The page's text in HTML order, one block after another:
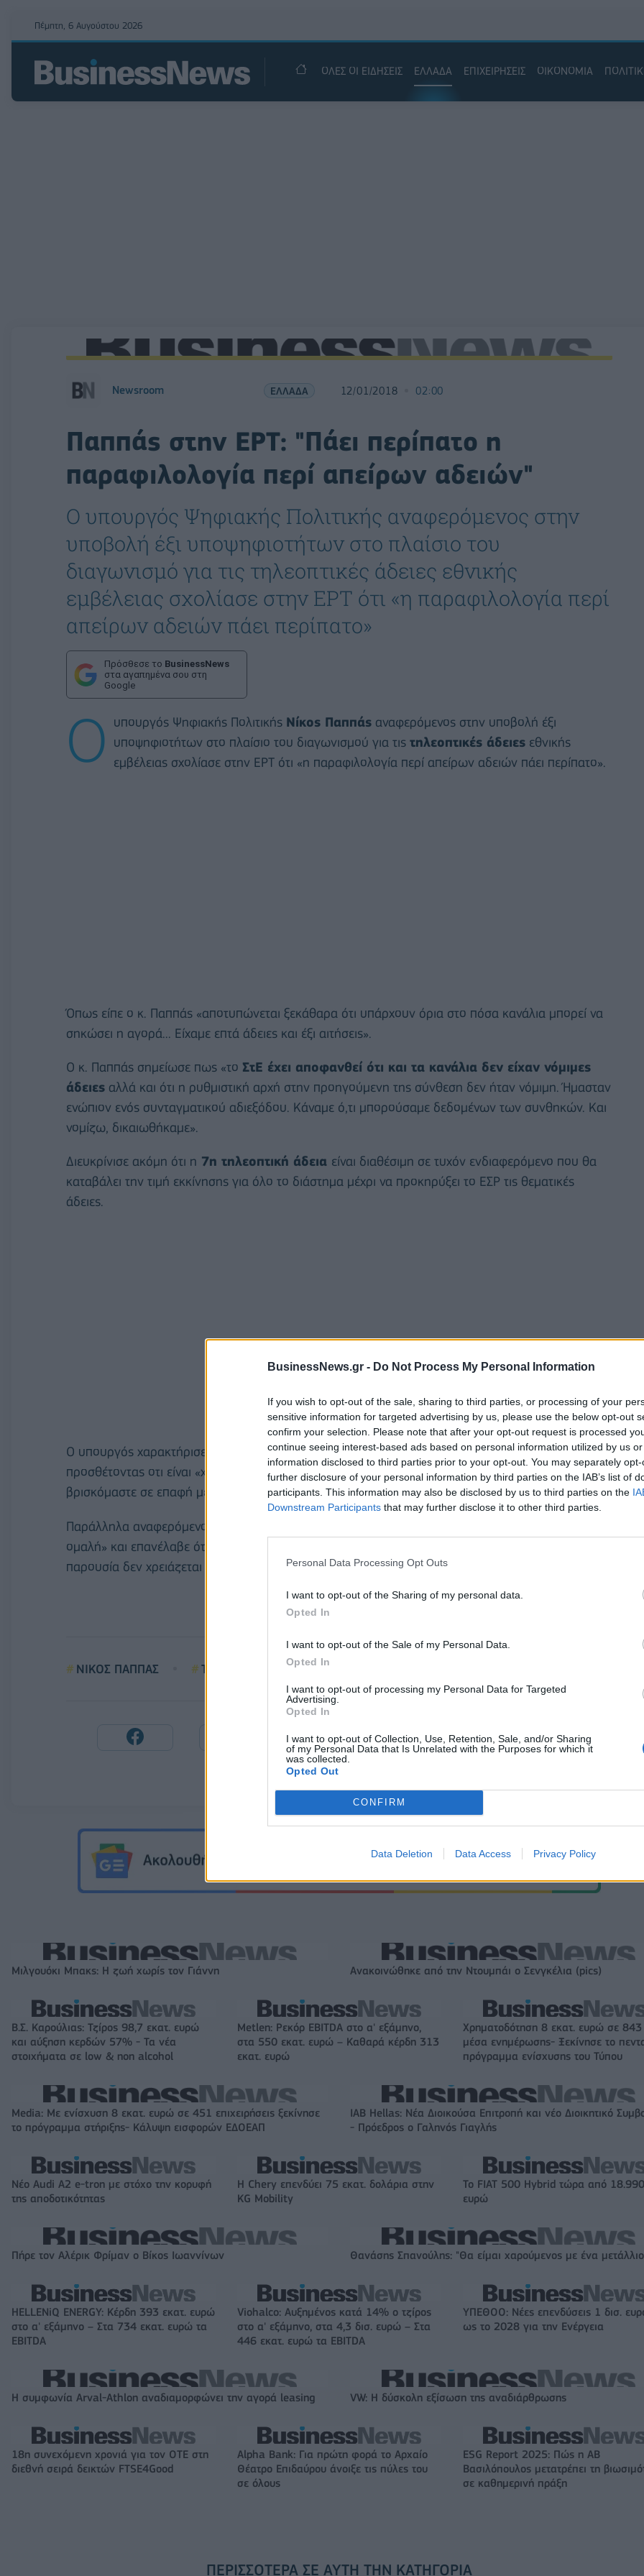
BusinessNews.gr - Do Not Process My Personal Information
If you wish to opt-out of the sale, sharing to third parties, or processing of your
sensitive information for targeted advertising by us, please use the below opt-out
confirm your selection. Please note that after your opt-out request is processed
continue seeing interest-based ads based on personal information utilized by us
information disclosed to third parties prior to your opt-out. You may separately
further disclosure of your personal information by third parties on the IAB’s list of
participants. This information may also be disclosed by us to third parties on the
Downstream Participants that may further disclose it to other third parties.
Personal Data Processing Opt Outs
I want to opt-out of the Sharing of my personal data.
Opted In
I want to opt-out of the Sale of my Personal Data.
Opted In
I want to opt-out of processing my Personal Data for Targeted
Advertising.
Opted In
I want to opt-out of Collection, Use, Retention, Sale, and/or Sharing
of my Personal Data that Is Unrelated with the Purposes for which it
was collected.
Opted Out
CONFIRM
Data Deletion Data Access Privacy Policy
Πέμπτη, 6 Αυγούστου 2026
ΟΛΕΣ ΟΙ ΕΙΔΗΣΕΙΣ ΕΛΛΑΔΑ ΕΠΙΧΕΙΡΗΣΕΙΣ ΟΙΚΟΝΟΜΙΑ
Newsroom ΕΛΛΑΔΑ 12/01/2018 02:00
Παππάς στην ΕΡΤ: "Πάει περίπατο η
παραφιλολογία περί απείρων αδειών"
Ο υπουργός Ψηφιακής Πολιτικής αναφερόμενος στην
υποβολή έξι υποψηφιοτήτων στο πλαίσιο του
διαγωνισμό για τις τηλεοπτικές άδειες εθνικής
εμβέλειας σχολίασε στην ΕΡΤ ότι «η παραφιλολογία περί
απείρων αδειών πάει περίπατο»
Πρόσθεσε το BusinessNews
στα αγαπημένα σου στη
Google
Ο υπουργός Ψηφιακής Πολιτικής Νίκος Παππάς αναφερόμενος στην υποβολή έξι
υποψηφιοτήτων στο πλαίσιο του διαγωνισμού για τις τηλεοπτικές άδειες εθνικής
εμβέλειας σχολίασε στην ΕΡΤ ότι «η παραφιλολογία περί απείρων αδειών πάει περίπατο».
Όπως είπε ο κ. Παππάς «αποτυπώνεται ξεκάθαρα ότι υπάρχουν όρια στο πόσα κανάλια μπορεί να
σηκώσει η αγορά... Είχαμε επτά άδειες και έξι αιτήσεις».
Ο κ. Παππάς σημείωσε πως «το ΣτΕ έχει αποφανθεί ότι και τα κανάλια δεν είχαν νόμιμες
άδειες αλλά και ότι η ρυθμιστική αρχή στην προηγούμενη της σύνθεση δεν ήταν νόμιμη. Ήμασταν
ενώπιον ενός συνταγματικού αδιεξόδου. Κάναμε ό,τι μπορούσαμε δεδομένων των συνθηκών. Και
νομίζω, δικαιωθήκαμε».
Διευκρίνισε ακόμη ότι η 7η τηλεοπτική άδεια είναι διαθέσιμη σε τυχόν ενδιαφερόμενο που θα
καταβάλει την τιμή εκκίνησης για όλο το διάστημα μέχρι να προκηρύξει το ΕΣΡ τις θεματικές
άδειες.
Ο υπουργός χαρακτήρισε « επιχειρηματική απόφαση»τη μη συμμετοχή του Μega στον διαγωνισμό,
προσθέτοντας οτι είναι «χρέος δικό μας να προστατεύσουμε τους εργαζόμενους και γι' αυτό
βρισκόμαστε σε επαφή με το υπ. Εργασίας».
Παράλληλα αναφερόμενος στο ψηφιακό ραδιόφωνο είπε ότι «η μετάβαση θα είναι σταδιακή και
ομαλή» και επανέλαβε ότι «οι ραδιοφωνικοί σταθμοί με πρόγραμμα, προσωπικό και κοινωνική
παρουσία δεν χρειάζεται να ανησυχούν».
ΝΙΚΟΣ ΠΑΠΠΑΣ ΤΗΛΕΟΠΤΙΚΕΣ ΑΔΕΙΕΣ
Μιλγουόκι Μπακς: Η ζωή χωρίς τον Γιάννη Ανακοινώθηκε από την Ντουμπάι ο Σενγκέλια (pics)
Β.Σ. Καρούλιας: Τζίρος 98,7 εκατ. ευρώ
και αύξηση κερδών 57% - Τα νέα
στοιχήματα σε low & non alcohol
Metlen: Ρεκόρ EBITDA στο α' εξάμηνο,
στα 550 εκατ. ευρώ – Καθαρά κέρδη 313
εκατ. ευρώ
Χρηματοδότηση 8 εκατ. ευρώ σε 843
μέσα ενημέρωσης- Ξεκίνησε το
πρόγραμμα ενίσχυσης του Τύπου
Media: Με ενίσχυση 8 εκατ. ευρώ σε 451 επιχειρήσεις ξεκίνησε
το πρόγραμμα στήριξης- Κάλυψη εισφορών ΕΔΟΕΑΠ
IAB Hellas: Νέα Διοικούσα Επιτροπή και νέο Διοικητικό
- Πρόεδρος ο Γαληνός Γιαγλής
Νέο Audi A2 e-tron με στόχο την κορυφή
της αποδοτικότητας
Η Chery επενδύει 75 εκατ. δολάρια στην
KG Mobility
Το FIAT 500 Hybrid τώρα από 18.990
ευρώ
Πήρε τον Αλέρικ Φρίμαν ο Βίκος Ιωαννίνων Θανάσης Σπανούλης: "Θα είμαι χαρούμενος με ένα
HELLENiQ ENERGY: Κέρδη 393 εκατ. ευρώ
στο α' εξάμηνο – Στα 734 εκατ. ευρώ τα
EBITDA
Viohalco: Αυξημένος κατά 14% ο τζίρος
στο α' εξάμηνο, στα 4,3 δισ. ευρώ – Στα
446 εκατ. ευρώ τα EBITDA
ΥΠΕΘΟΟ: Νέες επενδύσεις 1 δισ.
ως το 2028 για την Ενέργεια
Η συμφωνία Arval-Athlon αναδιαμορφώνει την αγορά leasing VW: Η δύσκολη εξίσωση της αναδιάρθρωσης
18η συνεχόμενη χρονιά για τον ΟΤΕ στη
διεθνή σειρά δεικτών FTSE4Good
Alpha Bank: Για πρώτη φορά το Αρχαίο
Θέατρο Επιδαύρου άνοιξε τις πύλες του
σε όλους
ESG Report 2025: Πώς η ΑΒ
Βασιλόπουλος μετατρέπει τη
σε καθημερινή πράξη
ΠΕΡΙΣΣΌΤΕΡΑ ΣΕ ΑΥΤΉ ΤΗΝ ΚΑΤΗΓΟΡΊΑ